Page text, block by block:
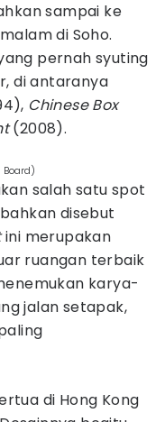
sampai ke
di Soho.
pernah syuting
di antaranya
Chinese Box
(2008).
Board)
salah satu spot
disebut
ini merupakan
ruangan terbaik
karya-
jalan setapak,
di Hong Kong